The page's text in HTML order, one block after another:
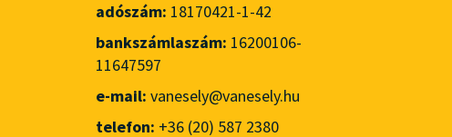
adószám: 18170421-1-42
bankszámlaszám: 16200106-
11647597
e-mail: vanesely@vanesely.hu
telefon: +36 (20) 587 2380